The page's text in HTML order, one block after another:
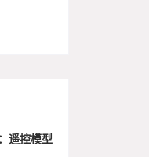
遥控模型